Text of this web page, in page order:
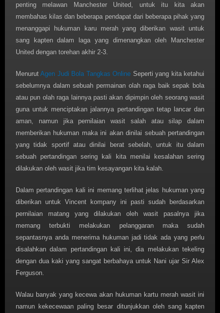
penting melawan Manchester United, untuk itu kita akan
membahas kilas dan beberapa pendapat dari beberapa pihak yang
menanggapi hukuman karu merah yang diberikan wasit untuk
sang kapten dalam laga yang dimenangkan oleh Manchester
United dengan torehan akhir 2-3.
MenurutAgen Judi Bola Tangkas Online Seperti yang kita ketahui
sebelumnya dalam sebuah permainan olah raga baik sepak bola
atau pun olah raga lainnya pasti akan dipimpin oleh seorang wasit
guna untuk menciptakan jalannya pertandingan tetap lancar dan
aman, namun jika pernilaian wasit salah atau silap dalam
memberikan hukuman maka ini akan dinilai sebuah pertandingan
yang tidak sportif atau dinilai berat sebelah, untuk itu dalam
sebuah pertandingan sering kali kita menilai kesalahan sering
dilakukan oleh wasit jika tim kesayangan kita kalah.
Dalam pertandingan kali ini memang terlihat jelas hukuman yang
diberikan untuk Vincent kompany ini pasti sudah berdasarkan
pernilaian matang yang dilakukan oleh wasit pasalnya jika
memang terbukti melakukan pelanggaran maka sudah
sepantasnya anda menerima hukuman jadi tidak ada yang perlu
disalahkan dalam pertandingan kali ini, dia melakukan tekeling
dengan dua kaki yang sangat berbahaya untuk Nani ujar Sir Alex
Ferguson.
Walau banyak yang kecewa akan hukuman kartu merah wasit ini
namun kekecewaan paling besar ditunjukkan oleh sang kapten